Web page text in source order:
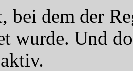
bei dem der
wurde. Und